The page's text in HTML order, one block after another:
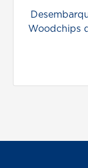
Woodchips